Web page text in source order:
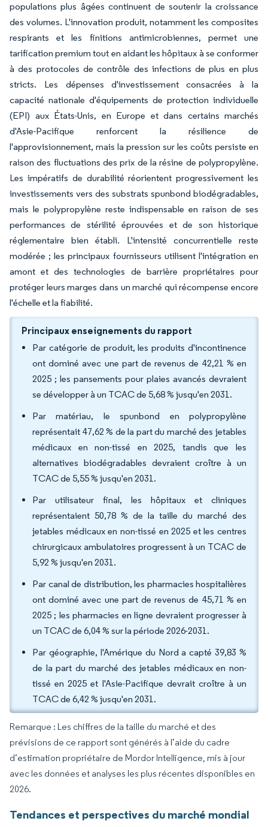
populations plus âgées continuent de soutenir la croissance
des volumes. L'innovation produit, notamment les composites
respirants et les finitions antimicrobiennes, permet une
tarification premium tout en aidant les hôpitaux à se conformer
à des protocoles de contrôle des infections de plus en plus
stricts. Les dépenses d'investissement consacrées à la
capacité nationale d'équipements de protection individuelle
(EPI) aux États-Unis, en Europe et dans certains marchés
d'Asie-Pacifique renforcent la résilience de
l'approvisionnement, mais la pression sur les coûts persiste en
raison des fluctuations des prix de la résine de polypropylène.
Les impératifs de durabilité réorientent progressivement les
investissements vers des substrats spunbond biodégradables,
mais le polypropylène reste indispensable en raison de ses
performances de stérilité éprouvées et de son historique
réglementaire bien établi. L'intensité concurrentielle reste
modérée ; les principaux fournisseurs utilisent l'intégration en
amont et des technologies de barrière propriétaires pour
protéger leurs marges dans un marché qui récompense encore
l'échelle et la fiabilité.
Principaux enseignements du rapport
Par catégorie de produit, les produits d'incontinence
ont dominé avec une part de revenus de 42,21 % en
2025 ; les pansements pour plaies avancés devraient
se développer à un TCAC de 5,68 % jusqu'en 2031.
Par matériau, le spunbond en polypropylène
représentait 47,62 % de la part du marché des jetables
médicaux en non-tissé en 2025, tandis que les
alternatives biodégradables devraient croître à un
TCAC de 5,55 % jusqu'en 2031.
Par utilisateur final, les hôpitaux et cliniques
représentaient 50,78 % de la taille du marché des
jetables médicaux en non-tissé en 2025 et les centres
chirurgicaux ambulatoires progressent à un TCAC de
5,92 % jusqu'en 2031.
Par canal de distribution, les pharmacies hospitalières
ont dominé avec une part de revenus de 45,71 % en
2025 ; les pharmacies en ligne devraient progresser à
un TCAC de 6,04 % sur la période 2026-2031.
Par géographie, l'Amérique du Nord a capté 39,83 %
de la part du marché des jetables médicaux en non-
tissé en 2025 et l'Asie-Pacifique devrait croître à un
TCAC de 6,42 % jusqu'en 2031.
Remarque : Les chiffres de la taille du marché et des
prévisions de ce rapport sont générés à l’aide du cadre
d’estimation propriétaire de Mordor Intelligence, mis à jour
avec les données et analyses les plus récentes disponibles en
2026.
Tendances et perspectives du marché mondial